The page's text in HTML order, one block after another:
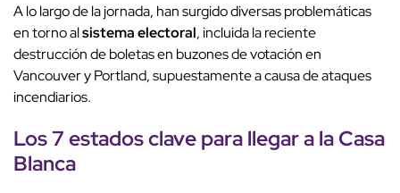
A lo largo de la jornada, han surgido diversas problemáticas
en torno alsistema electoral, incluida la reciente
destrucción de boletas en buzones de votación en
Vancouver y Portland, supuestamente a causa de ataques
incendiarios.
Los 7 estados clave para llegar a la Casa
Blanca